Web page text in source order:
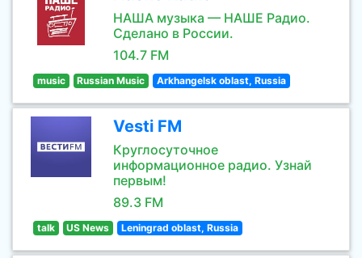
НАША музыка — НАШЕ Радио.
Сделано в России.
104.7 FM
music Russian Music Arkhangelsk oblast, Russia
Vesti FM
Круглосуточное
информационное радио. Узнай
первым!
89.3 FM
talk US News Leningrad oblast, Russia